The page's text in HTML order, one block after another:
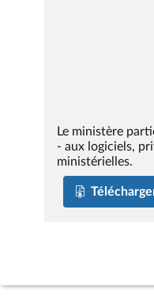
Le ministère
- aux logiciels,
ministérielles.